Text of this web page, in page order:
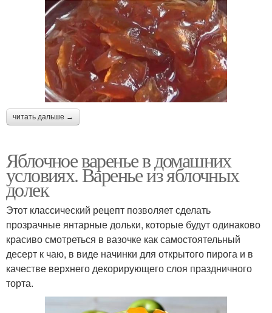
читать дальше →
Яблочное варенье в домашних
условиях. Варенье из яблочных
долек
Этот классический рецепт позволяет сделать
прозрачные янтарные дольки, которые будут одинаково
красиво смотреться в вазочке как самостоятельный
десерт к чаю, в виде начинки для открытого пирога и в
качестве верхнего декорирующего слоя праздничного
торта.